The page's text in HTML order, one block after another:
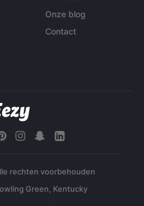
Onze blog
Contact
rechten voorbehouden